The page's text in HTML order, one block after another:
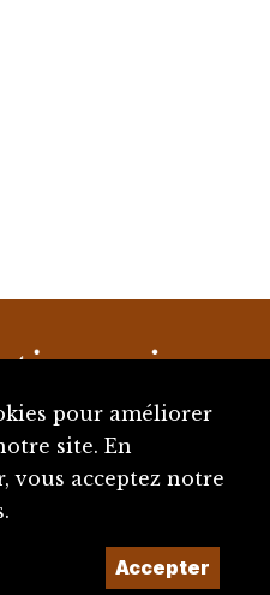
pour améliorer
site. En
vous acceptez notre
Accepter